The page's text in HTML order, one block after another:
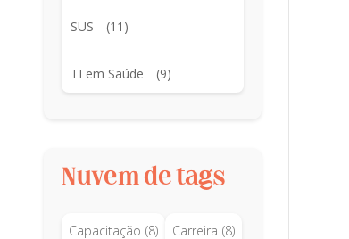
SUS (11)
TI em Saúde (9)
Nuvem de tags
Capacitação (8) Carreira (8)